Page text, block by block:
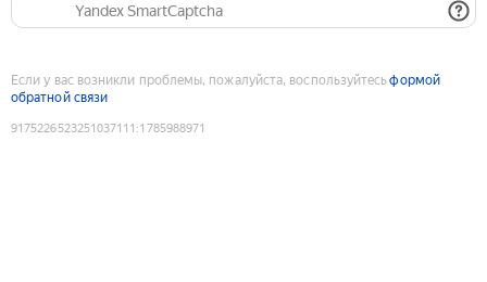
Yandex SmartCaptcha
Если у вас возникли проблемы, пожалуйста, воспользуйтесьформой
обратной связи
9175226523251037111 :1785988971